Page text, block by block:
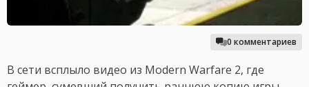
0 комментариев
В сети всплыло видео из Modern Warfare 2, где